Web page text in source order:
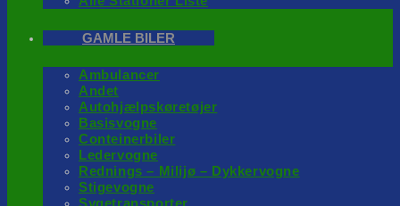
GAMLE BILER
Ambulancer
Andet
Autohjælpskøretøjer
Basisvogne
Conteinerbiler
Ledervogne
Rednings – Milijø – Dykkervogne
Stigevogne
Sygetransporter